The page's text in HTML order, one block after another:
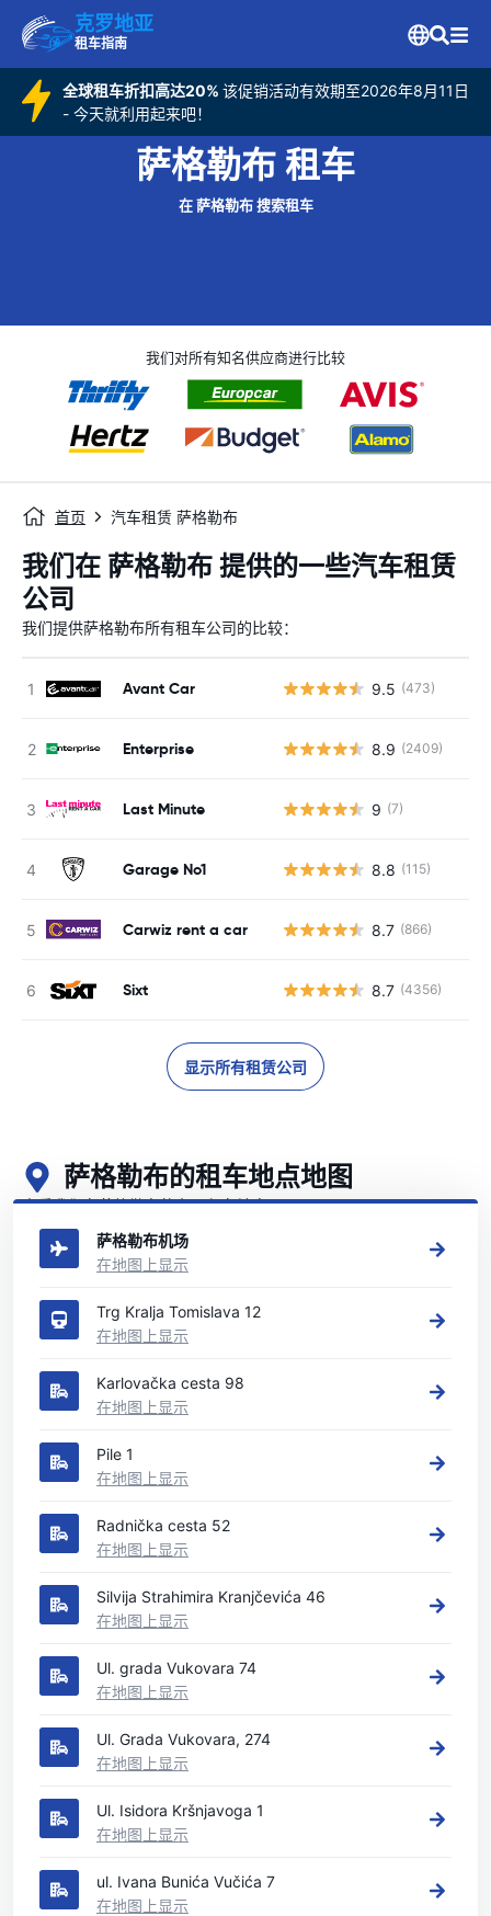
克罗地亚
租车指南
全球租车折扣高达20% 该促销活动有效期至2026年8月11日
- 今天就利用起来吧！
萨格勒布 租车
在 萨格勒布 搜索租车
我们对所有知名供应商进行比较
首页 汽车租赁 萨格勒布
我们在 萨格勒布 提供的一些汽车租赁
公司
我们提供萨格勒布所有租车公司的比较：
Avant Car 9.5 (473)
Enterprise 8.9 (2409)
Last Minute 9 (7)
Garage No1 8.8 (115)
Carwiz rent a car 8.7 (866)
Sixt 8.7 (4356)
显示所有租赁公司
萨格勒布的租车地点地图
查看我们在萨格勒布的主要租车地点
萨格勒布机场
在地图上显示
Trg Kralja Tomislava 12
在地图上显示
Karlovačka cesta 98
在地图上显示
Pile 1
在地图上显示
Radnička cesta 52
在地图上显示
Silvija Strahimira Kranjčevića 46
在地图上显示
Ul. grada Vukovara 74
在地图上显示
Ul. Grada Vukovara, 274
在地图上显示
Ul. Isidora Kršnjavoga 1
在地图上显示
ul. Ivana Bunića Vučića 7
在地图上显示